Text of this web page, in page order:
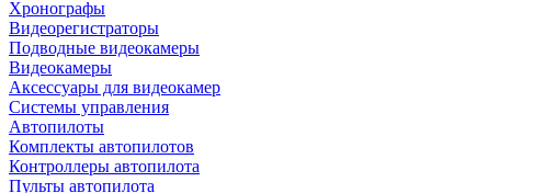
Хронографы
Видеорегистраторы
Подводные видеокамеры
Видеокамеры
Аксессуары для видеокамер
Системы управления
Автопилоты
Комплекты автопилотов
Контроллеры автопилота
Пульты автопилота